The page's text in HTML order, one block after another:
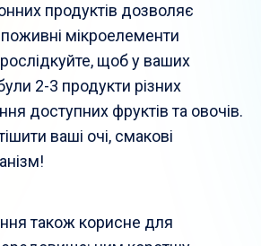
продуктів дозволяє
поживні мікроелементи
щоб у ваших
2-3 продукти різних
доступних фруктів та овочів.
ваші очі, смакові
також корисне для